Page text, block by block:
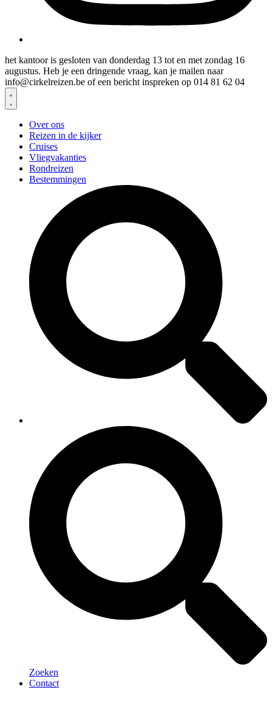
het kantoor is gesloten van donderdag 13 tot en met zondag 16
augustus. Heb je een dringende vraag, kan je mailen naar
info@cirkelreizen.be of een bericht inspreken op 014 81 62 04
Over ons
Reizen in de kijker
Cruises
Vliegvakanties
Rondreizen
Bestemmingen
Zoeken
Contact